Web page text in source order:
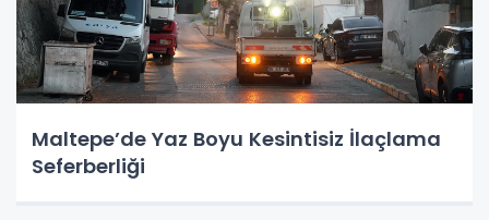
Maltepe’de Yaz Boyu Kesintisiz İlaçlama
Seferberliği